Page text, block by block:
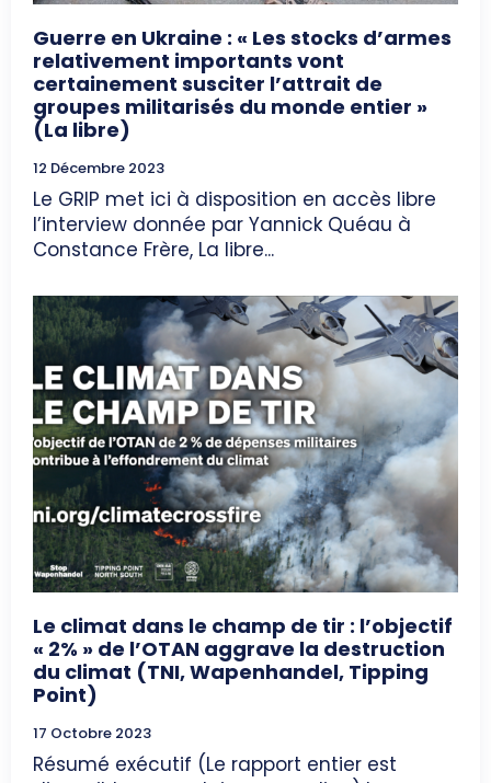
Guerre en Ukraine : « Les stocks d’armes
relativement importants vont
certainement susciter l’attrait de
groupes militarisés du monde entier »
(La libre)
12 Décembre 2023
Le GRIP met ici à disposition en accès libre
l’interview donnée par Yannick Quéau à
Constance Frère, La libre...
Le climat dans le champ de tir : l’objectif
« 2% » de l’OTAN aggrave la destruction
du climat (TNI, Wapenhandel, Tipping
Point)
17 Octobre 2023
Résumé exécutif (Le rapport entier est